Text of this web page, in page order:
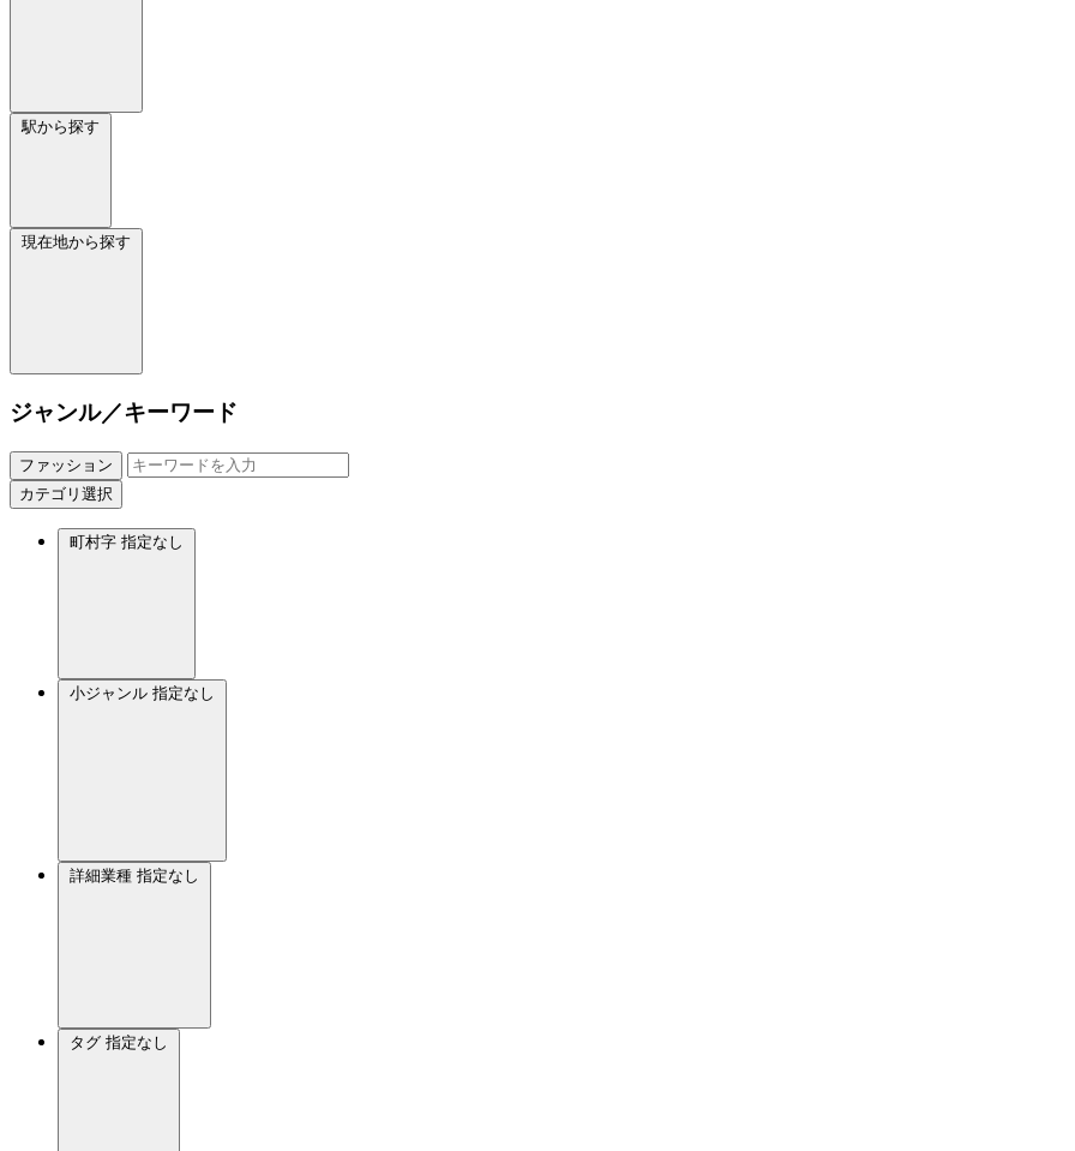
駅から探す
現在地から探す
ジャンル／キーワード
ファッション
カテゴリ選択
町村字 指定なし
小ジャンル 指定なし
詳細業種 指定なし
タグ 指定なし